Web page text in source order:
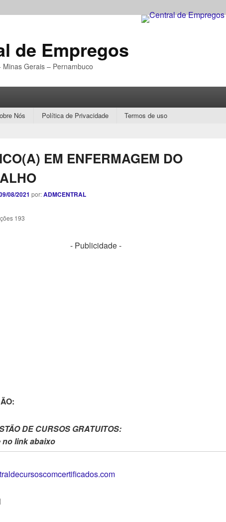
de Empregos
Minas Gerais – Pernambuco
Nós Política de Privacidade Termos de uso
EM ENFERMAGEM DO
08/2021 por:ADMCENTRAL
193
- Publicidade -
DE CURSOS GRATUITOS:
no link abaixo